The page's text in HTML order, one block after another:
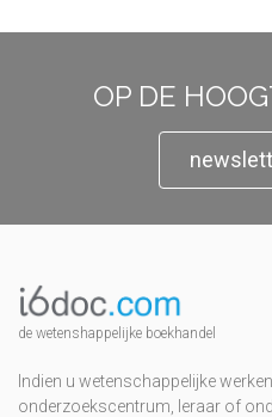
OP DE
de wetenshappelijke boekhandel
Indien u wetenschappelijke
onderzoekscentrum, leraar of